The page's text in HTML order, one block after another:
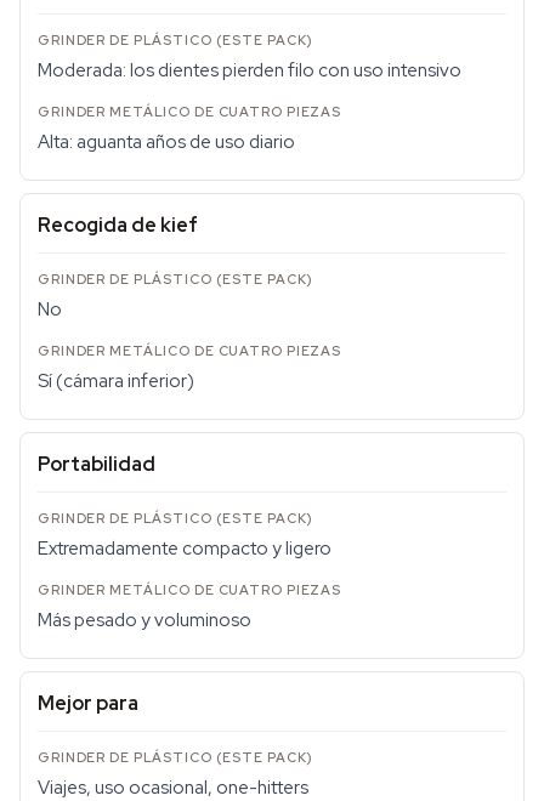
Moderada: los dientes pierden filo con uso intensivo
Alta: aguanta años de uso diario
Recogida de kief
No
Sí (cámara inferior)
Portabilidad
Extremadamente compacto y ligero
Más pesado y voluminoso
Mejor para
Viajes, uso ocasional, one-hitters